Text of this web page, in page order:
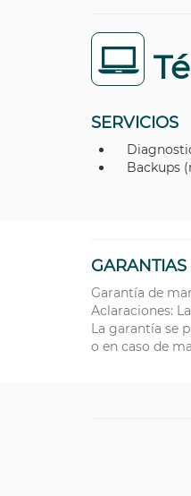
SERVICIOS
Backups
GARANTIAS
Garantía de
Aclaraciones:
La garantía se
o en caso de